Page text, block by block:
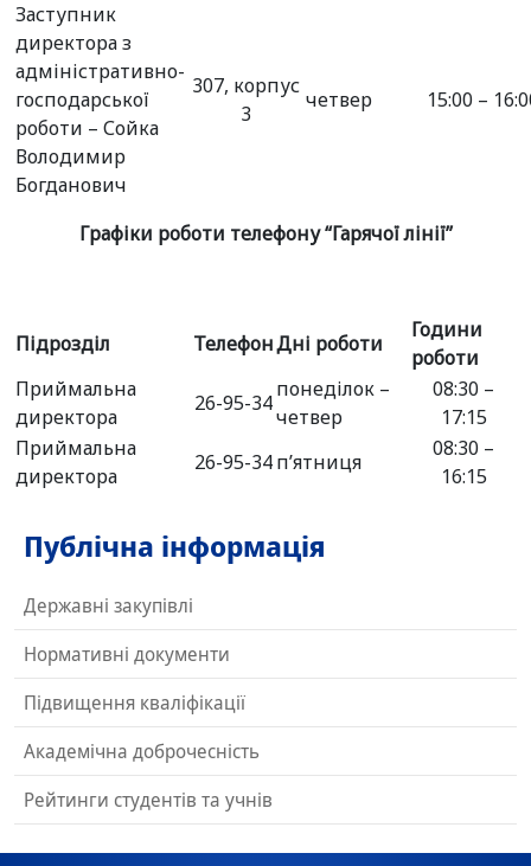
Заступник
директора з
адміністративно-
господарської
роботи – Сойка
Володимир
Богданович
307, корпус
3
четвер 15:00 –
Графіки роботи телефону “Гарячої лінії”
Підрозділ ТелефонДні роботи
Години
роботи
Приймальна
директора
26-95-34
понеділок –
четвер
08:30 –
17:15
Приймальна
директора
26-95-34п’ятниця
08:30 –
16:15
Публічна інформація
Державні закупівлі
Нормативні документи
Підвищення кваліфікації
Академічна доброчесність
Рейтинги студентів та учнів